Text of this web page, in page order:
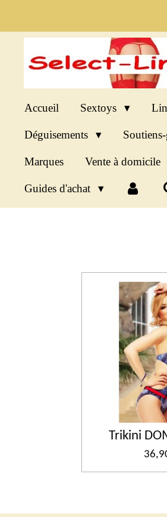
au
contenu
Accueil Sextoys
Déguisements
Marques Vente à domicile
Guides d'achat
Trikini